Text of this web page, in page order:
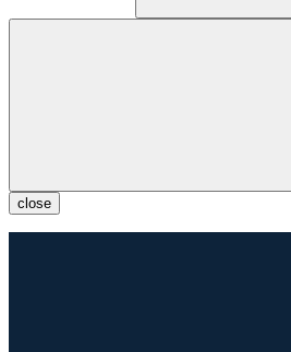
close